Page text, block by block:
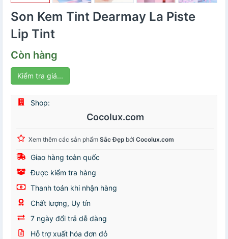
Son Kem Tint Dearmay La Piste
Lip Tint
Còn hàng
Kiểm tra giá...
Shop:
Cocolux.com
Xem thêm các sản phẩm Sắc Đẹp bởi Cocolux.com
Giao hàng toàn quốc
Được kiểm tra hàng
Thanh toán khi nhận hàng
Chất lượng, Uy tín
7 ngày đổi trả dễ dàng
Hỗ trợ xuất hóa đơn đỏ